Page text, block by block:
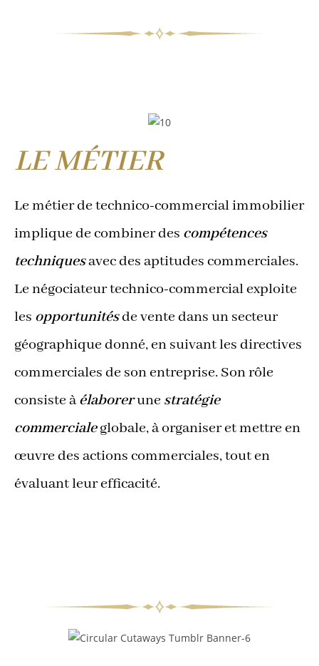
LE MÉTIER
Le métier de technico-commercial immobilier
implique de combiner des compétences
techniquesavec des aptitudes commerciales.
Le négociateur technico-commercial exploite
les opportunitésde vente dans un secteur
géographique donné, en suivant les directives
commerciales de son entreprise. Son rôle
consiste àélaborerune stratégie
commercialeglobale, à organiser et mettre en
œuvre des actions commerciales, tout en
évaluant leur efficacité.